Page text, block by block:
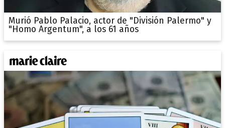
Murió Pablo Palacio, actor de "División Palermo" y
"Homo Argentum", a los 61 años